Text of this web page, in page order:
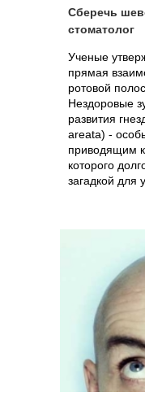
Сберечь
стоматолог
Ученые
прямая
ротовой
Нездоровые
развития
areatа) -
приводящим
которого
загадкой для